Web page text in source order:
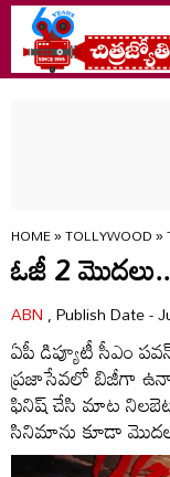
HOME»TOLLYWOOD»
ఓజీ 2
ABN, Publish Date -
ఏపీ డిప్యూటీ సీఎం
ప్రజాసేవలో బిజీగా
ఫినిష్ చేసి మాట
సినిమాను కూడా